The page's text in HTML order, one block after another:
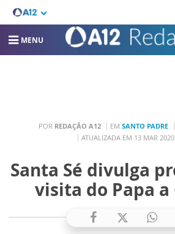
MENU
POR REDAÇÃO A12 EM SANTO PADRE
ATUALIZADA EM 13 MAR
Santa Sé divulga
visita do Papa a